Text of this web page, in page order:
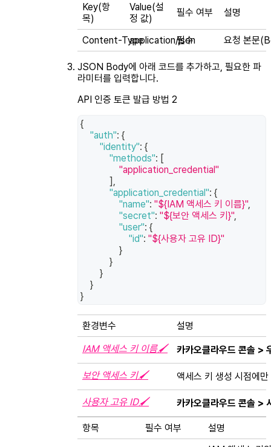
Key(항
목)
Value(설
정 값)
필수 여부 설명
Content-Typeapplication/json필수요청 본문
JSON Body에 아래 코드를 추가하고, 필요한 파
라미터를 입력합니다.
API 인증 토큰 발급 방법 2
{
"auth": {
"identity": {
"methods": [
"application_credential"
] ,
"application_credential": {
"name": "${IAM 액세스 키 이름}",
"secret": "${보안 액세스 키}",
"user": {
"id": "${사용자 고유 ID}"
}
}
}
}
}
환경변수
설명
IAM 액세스 키 이름🖌
카카오클라우드 콘솔 >
보안 액세스 키🖌 액세스 키 생성 시점에
사용자 고유 ID🖌 카카오클라우드 콘솔 >
항목 필수 여부
설명